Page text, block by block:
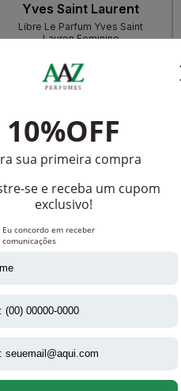
Yves Saint Laurent
Libre Le Parfum Yves Saint
Lauren Feminino
R$ 995,00
R$ 826,50
Até12X de R$ 68,87
-R$ 176,00